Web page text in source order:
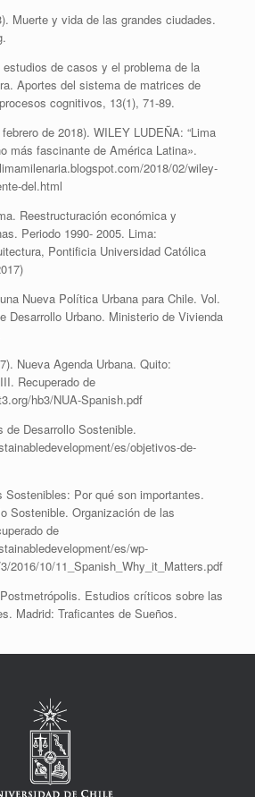
Muerte y vida de las grandes ciudades.
de casos y el problema de la
Aportes del sistema de matrices de
cognitivos, 13(1), 71-89.
de 2018). WILEY LUDEÑA: “Lima
más fascinante de América Latina».
2018/02/wiley-
del.html
Reestructuración económica y
Periodo 1990- 2005. Lima:
Pontificia Universidad Católica
Nueva Política Urbana para Chile. Vol.
Desarrollo Urbano. Ministerio de Vivienda
Nueva Agenda Urbana. Quito:
Recuperado de
hb3/NUA-Spanish.pdf
de Desarrollo Sostenible.
es/objetivos-de-
Sostenibles: Por qué son importantes.
Sostenible. Organización de las
de
es/wp-
2016/10/11_Spanish_Why_it_Matters.pdf
Estudios críticos sobre las
Madrid: Traficantes de Sueños.